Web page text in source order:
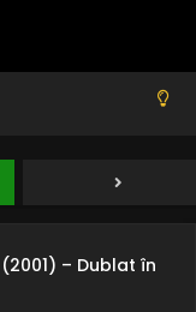
– Dublat în
1 Episodul 45 – Spirite
Episodul 44 – Încă o